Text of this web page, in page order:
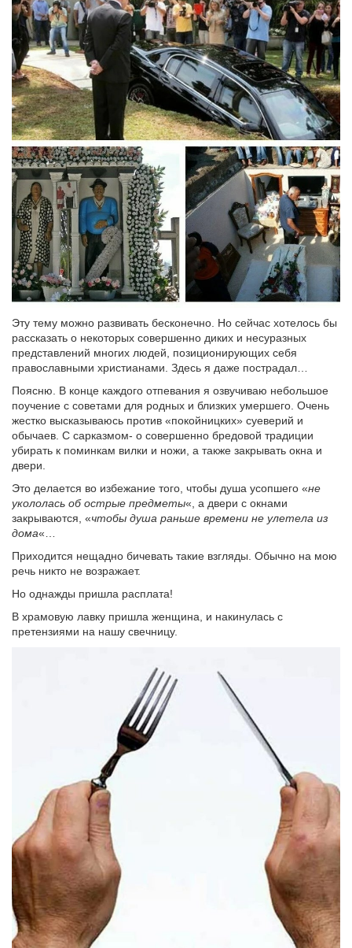
Эту тему можно развивать бесконечно. Но сейчас хотелось бы
рассказать о некоторых совершенно диких и несуразных
представлений многих людей, позиционирующих себя
православными христианами. Здесь я даже пострадал…
Поясню. В конце каждого отпевания я озвучиваю небольшое
поучение с советами для родных и близких умершего. Очень
жестко высказываюсь против «покойницких» суеверий и
обычаев. С сарказмом- о совершенно бредовой традиции
убирать к поминкам вилки и ножи, а также закрывать окна и
двери.
Это делается во избежание того, чтобы душа усопшего «не
укололась об острые предметы«, а двери с окнами
закрываются, «чтобы душа раньше времени не улетела из
дома«…
Приходится нещадно бичевать такие взгляды. Обычно на мою
речь никто не возражает.
Но однажды пришла расплата!
В храмовую лавку пришла женщина, и накинулась с
претензиями на нашу свечницу.